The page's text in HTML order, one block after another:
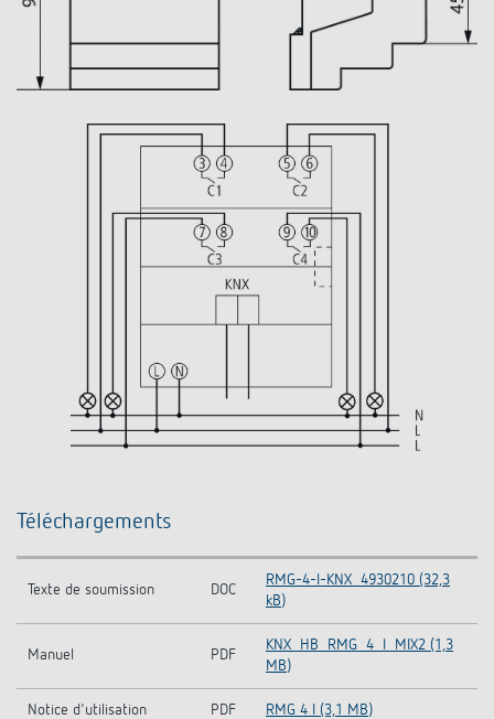
Téléchargements
Texte de soumission DOC
RMG-4-I-KNX_4930210 (32,3
kB)
Manuel PDF
KNX_HB_RMG_4_I_MIX2 (1,3
MB)
Notice d'utilisation PDF RMG 4 I (3,1 MB)